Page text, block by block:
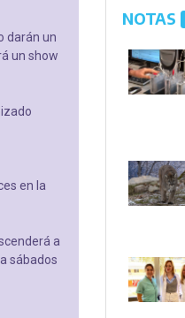
darán un
un show
en la
a
sábados
NOTAS